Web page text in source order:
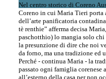
Nel centro storico di Coreno
Coreno in cui Maria Tieri porta
dell’arte panificatoria
tè renthie” afferma decisa
paschotthio) lo mangia solo
la presunzione di dire che noi
da forno, ma una tradizione ed
Perché - continua Maria - la
passato ogni famiglia
all’esterno della casa per non